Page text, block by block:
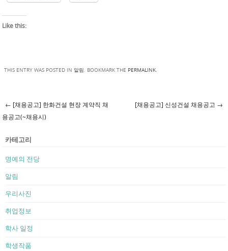
Like this:
THIS ENTRY WAS POSTED IN 알림. BOOKMARK THE PERMALINK.
Post navigation
← [채용공고] 한화건설 현장 계약직 채
용공고(~채용시)
[채용공고] 신성건설 채용공고 →
카테고리
명예의 전당
알림
우리사진
취업정보
학사 일정
학생작품